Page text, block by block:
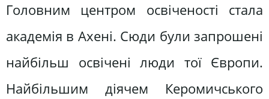
Головним центром освіченості стала
академія в Ахені. Сюди були запрошені
найбільш освічені люди тої Європи.
Найбільшим діячем Керомичського